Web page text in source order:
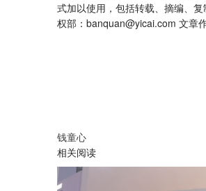
式加以使用，包括转载、摘编、
权部：banquan@yicai.com 文章
钱童心
相关阅读